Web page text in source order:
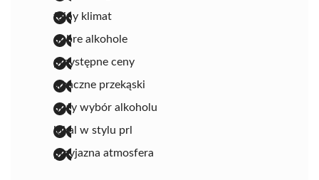
fajny klimat
dobre alkohole
przystępne ceny
smaczne przekąski
duży wybór alkoholu
lokal w stylu prl
przyjazna atmosfera